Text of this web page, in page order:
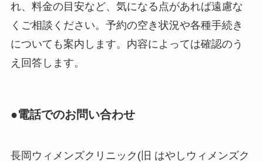
れ、料金の目安など、気になる点があれば遠慮な
くご相談ください。予約の空き状況や各種手続き
についても案内します。内容によっては確認のう
え回答します。
●電話でのお問い合わせ
長岡ウィメンズクリニック(旧 はやしウィメンズク